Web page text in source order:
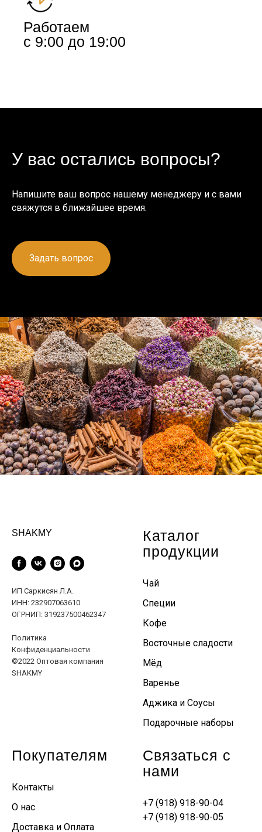
Работаем
с 9:00 до 19:00
У вас остались вопросы?
Напишите ваш вопрос нашему менеджеру и с вами
свяжутся в ближайшее время.
Задать вопрос
SHAKMY
ИП Саркисян Л.А.
ИНН: 232907063610
ОГРНИП: 319237500462347
Политика
Конфиденциальности
©2022 Оптовая компания
SHAKMY
Каталог
продукции
Чай
Специи
Кофе
Восточные сладости
Мёд
Варенье
Аджика и Соусы
Подарочные наборы
Покупателям
Контакты
О нас
Доставка и Оплата
Связаться с
нами
+7 (918) 918-90-04
+7 (918) 918-90-05